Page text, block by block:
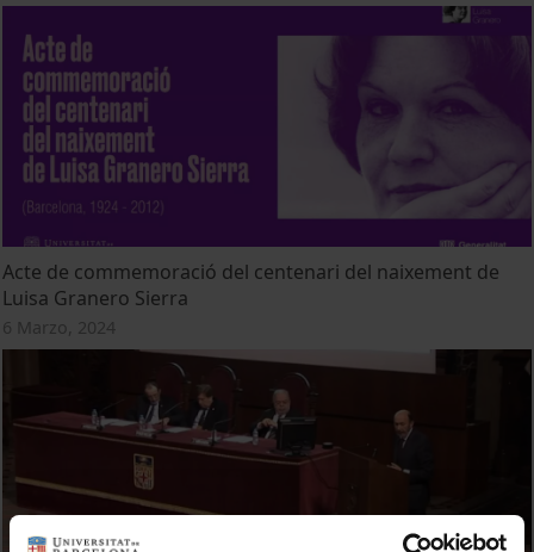
Acte de commemoració del centenari del naixement de
Luisa Granero Sierra
6 Marzo, 2024